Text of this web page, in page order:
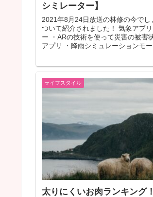
シミレーター】
2021年8月24日放送の林修の今でし
ついて紹介されました！ 気象アプ
ー ・ARの技術を使って災害の被害
アプリ ・降雨シミュレーションモー
ライフスタイル
太りにくいお肉ランキング